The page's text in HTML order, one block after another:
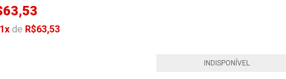
1x de R$63,53
INDISPONÍVEL